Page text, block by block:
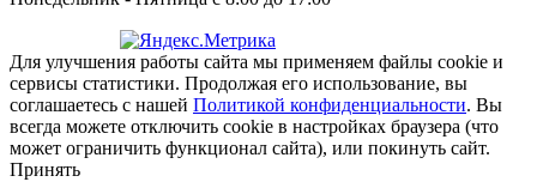
Для улучшения работы сайта мы применяем файлы cookie и
сервисы статистики. Продолжая его использование, вы
соглашаетесь с нашей Политикой конфиденциальности. Вы
всегда можете отключить cookie в настройках браузера (что
может ограничить функционал сайта), или покинуть сайт.
Принять